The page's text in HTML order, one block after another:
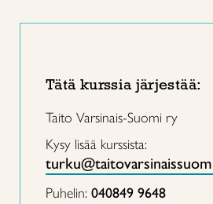
Tätä kurssia järjestää:
Taito Varsinais-Suomi ry
Kysy lisää kurssista:
Puhelin: 040849 9648